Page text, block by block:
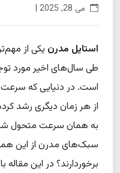
می 28, 2025 |
استایل مدرنیکی از
طی سال‌های اخیر مورد
است. در دنیایی که سرعت
از هر زمان دیگری رشد
به همان سرعت متحول
سبک‌های مدرن از این
برخوردارند؟ در این مقاله